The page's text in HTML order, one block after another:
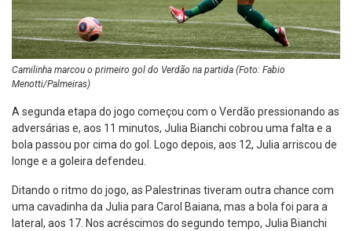
Camilinha marcou o primeiro gol do Verdão na partida (Foto: Fabio
Menotti/Palmeiras)
A segunda etapa do jogo começou com o Verdão pressionando as
adversárias e, aos 11 minutos, Julia Bianchi cobrou uma falta e a
bola passou por cima do gol. Logo depois, aos 12, Julia arriscou de
longe e a goleira defendeu.
Ditando o ritmo do jogo, as Palestrinas tiveram outra chance com
uma cavadinha da Julia para Carol Baiana, mas a bola foi para a
lateral, aos 17. Nos acréscimos do segundo tempo, Julia Bianchi